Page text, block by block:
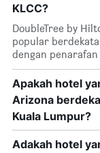
KLCC?
DoubleTree by
popular
dengan
Apakah hotel
Arizona
Kuala Lumpur?
Adakah hotel